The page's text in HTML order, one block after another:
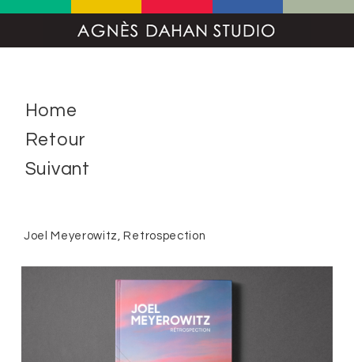
Home
Retour
Suivant
Joel Meyerowitz, Retrospection